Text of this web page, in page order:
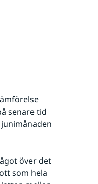
senare tid
över det
som hela